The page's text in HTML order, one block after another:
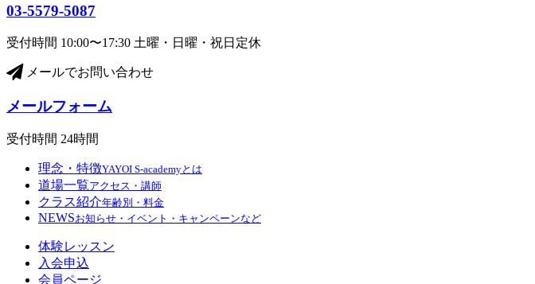
シ
ョ
ン
03-5579-5087
受付時間 10:00〜17:30 土曜・日曜・祝日定休
メールでお問い合わせ
メールフォーム
受付時間 24時間
理念・特徴YAYOI S-academyとは
道場一覧アクセス・講師
クラス紹介年齢別・料金
NEWSお知らせ・イベント・キャンペーンなど
体験レッスン
入会申込
会員ページ